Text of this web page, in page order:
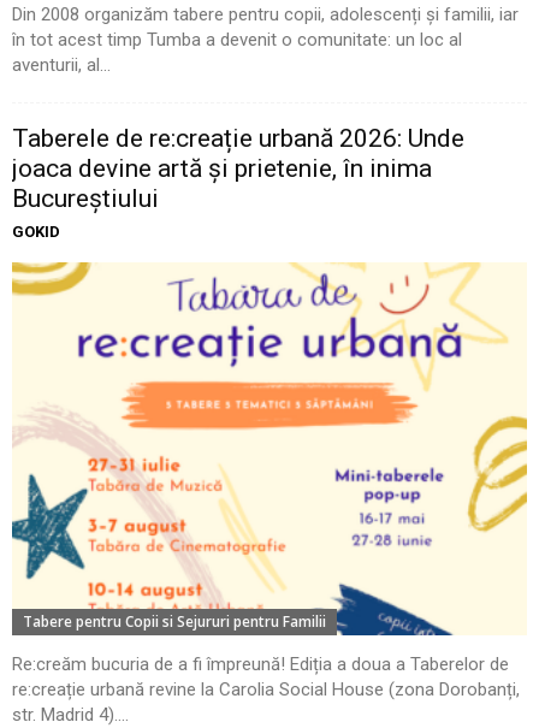
Din 2008 organizăm tabere pentru copii, adolescenți și familii, iar
în tot acest timp Tumba a devenit o comunitate: un loc al
aventurii, al...
Taberele de re:creație urbană 2026: Unde
joaca devine artă și prietenie, în inima
Bucureștiului
GOKID
Tabere pentru Copii si Sejururi pentru Familii
Re:creăm bucuria de a fi împreună! Ediția a doua a Taberelor de
re:creație urbană revine la Carolia Social House (zona Dorobanți,
str. Madrid 4)....